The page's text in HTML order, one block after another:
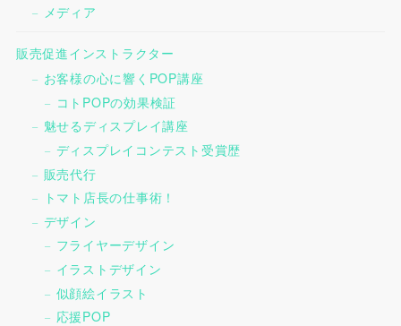
メディア
販売促進インストラクター
お客様の心に響くPOP講座
コトPOPの効果検証
魅せるディスプレイ講座
ディスプレイコンテスト受賞歴
販売代行
トマト店長の仕事術！
デザイン
フライヤーデザイン
イラストデザイン
似顔絵イラスト
応援POP